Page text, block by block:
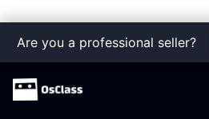
Are you a professional seller?